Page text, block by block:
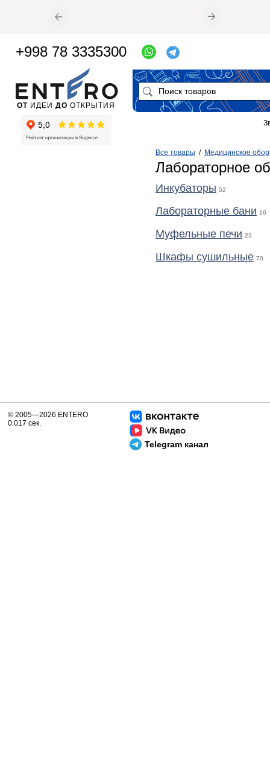
Все товары / Медицинское
Лабораторное
Инкубаторы 52
Лабораторные бани 16
Муфельные печи 23
Шкафы сушильные 70
ОТ ИДЕИ ДО ОТКРЫТИЯ
+998 78 3335300
Telegram канал
© 2005—2026 ENTERO
0.017 сек.